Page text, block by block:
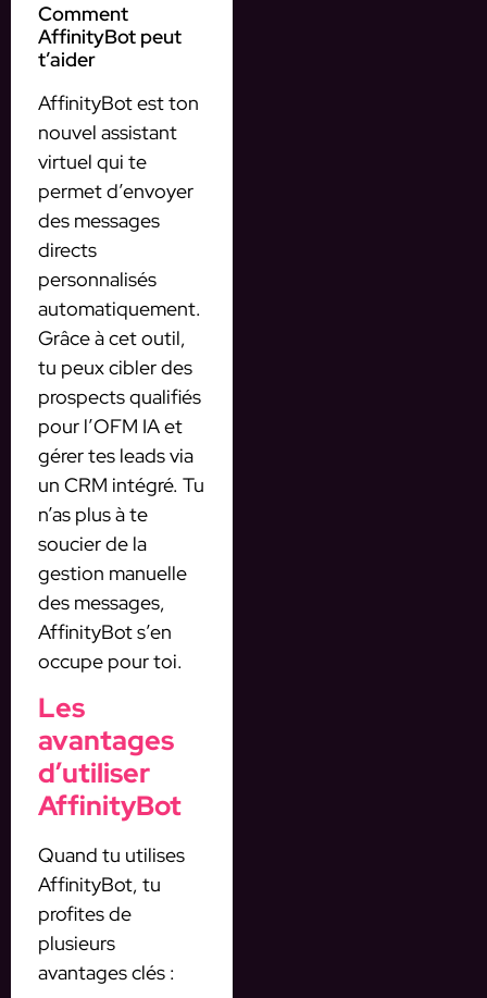
Comment
AffinityBot peut
t’aider
AffinityBot est ton
nouvel assistant
virtuel qui te
permet d’envoyer
des messages
directs
personnalisés
automatiquement.
Grâce à cet outil,
tu peux cibler des
prospects qualifiés
pour l’OFM IA et
gérer tes leads via
un CRM intégré. Tu
n’as plus à te
soucier de la
gestion manuelle
des messages,
AffinityBot s’en
occupe pour toi.
Les
avantages
d’utiliser
AffinityBot
Quand tu utilises
AffinityBot, tu
profites de
plusieurs
avantages clés :